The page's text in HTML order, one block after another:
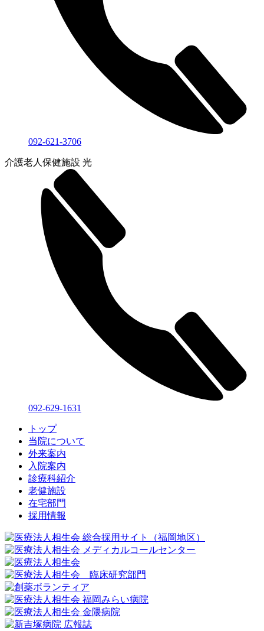
092-621-3706
介護老人保健施設 光
092-629-1631
トップ
当院について
外来案内
入院案内
診療科紹介
老健施設
在宅部門
採用情報